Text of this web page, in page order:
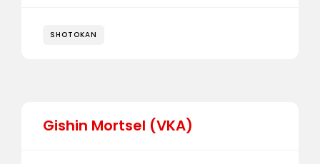
SHOTOKAN
Gishin Mortsel (VKA)